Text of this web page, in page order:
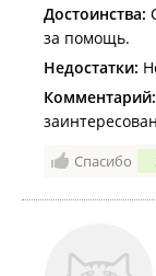
Достоинства:
за помощь.
Недостатки:
Комментарий:
Спасибо